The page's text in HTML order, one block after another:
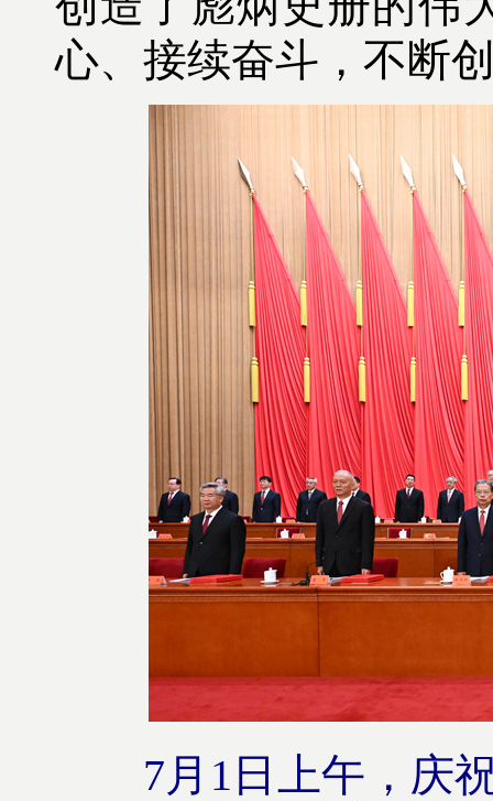
心、接续奋斗，不断
7月1日上午，庆